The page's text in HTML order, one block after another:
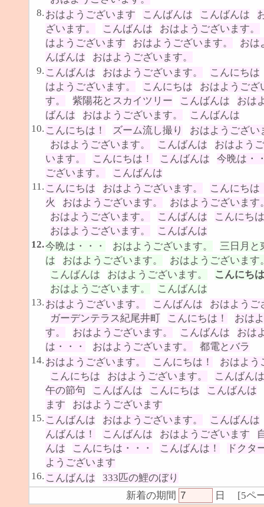
8. おはようございます こんばんは こんばんは
ざいます。
こんばんは
おはようございます。
はようございます
おはようございます。
おは
んばんは
おはようございます。
9. こんばんは おはようございます。
こんにちは
はようございます。
こんにちは
おはようござ
す。
紫陽花とスカイツリー こんばんは
おは
ばんは
おはようございます。
こんばんは
10. こんにちは！ ズーム流し撮り
おはようござい
おはようございます。
こんばんは
おはよう
います。
こんにちは！ こんばんは
今晩は・
ございます。
こんばんは
11. こんにちは おはようございます。
こんにちは
火
おはようございます。
おはようございます
おはようございます。
こんばんは
こんにちは
おはようございます。
こんばんは
12.今晩は・・・ おはようございます。
三日月と
は
おはようございます。
おはようございます
こんばんは
おはようございます。
こんにちは
おはようございます。
こんばんは
13. おはようございます。 こんばんは
おはようご
ガーデンテラス紀尾井町
こんにちは！
おは
す。
おはようございます。 こんばんは
おは
は・・・
おはようございます。
都電とバラ
14. おはようございます。 こんにちは！
おはよう
こんにちは
おはようございます。
こんばんは
午の節句
こんばんは こんにちは
こんばんは
ます
おはようございます
15. こんばんは おはようございます。
こんばんは
んばんは！
こんばんは おはようございます
んは
こんにちは・・・ こんばんは！
ドクタ
ようございます
16. こんばんは
333匹の鯉のぼり
新着の期間
日 [5ペ